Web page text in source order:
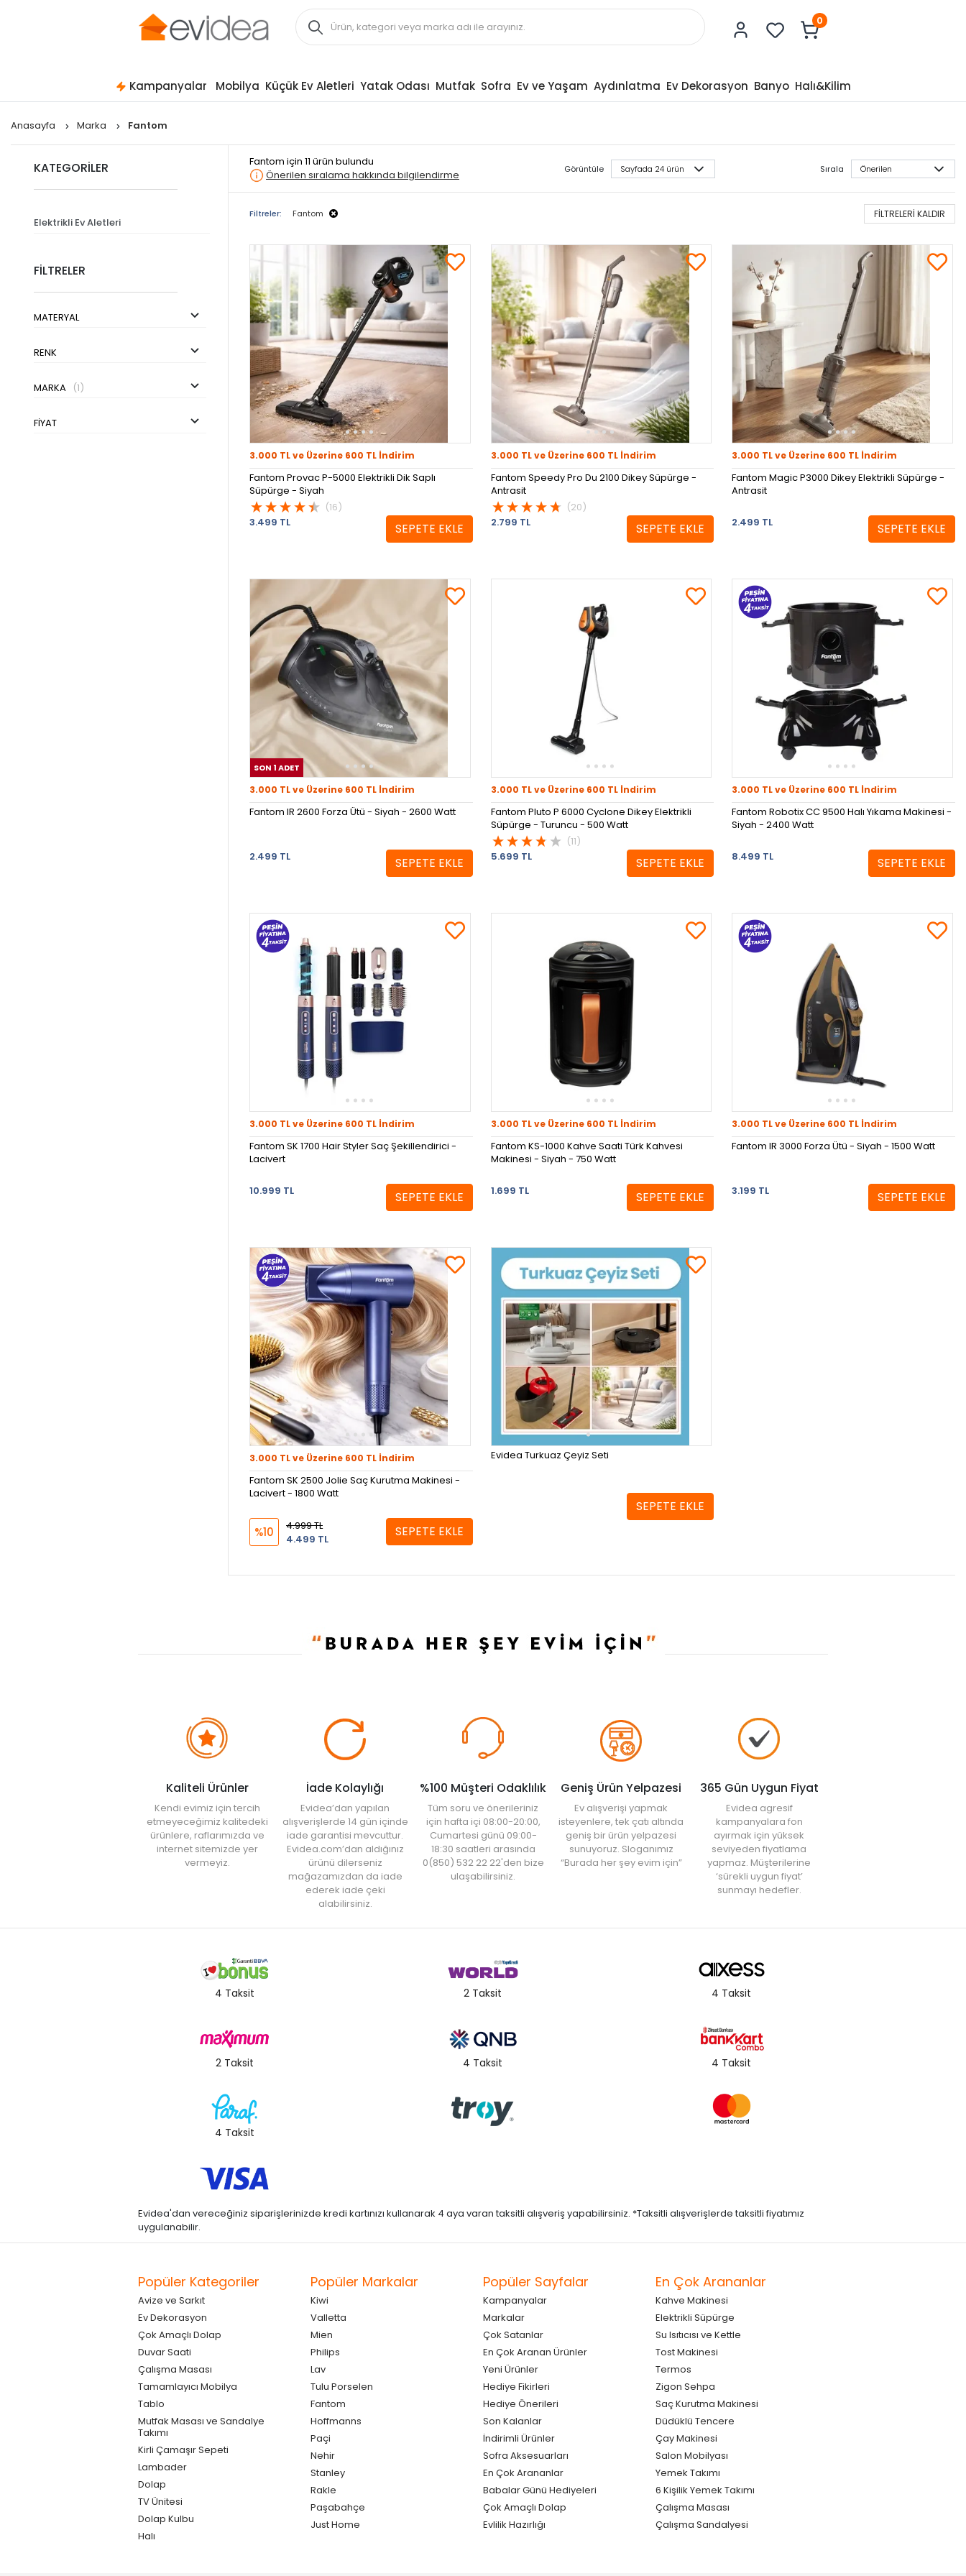
0
Kampanyalar Mobilya Küçük Ev Aletleri Yatak Odası Mutfak Sofra Ev ve Yaşam Aydınlatma Ev Dekorasyon Banyo Halı&Kilim
Anasayfa Marka Fantom
KATEGORİLER
Elektrikli Ev Aletleri
FİLTRELER
MATERYAL
RENK
MARKA (1)
FIYAT
Fantom için 11 ürün bulundu
Önerilen sıralama hakkında bilgilendirme
Görüntüle Sırala
Filtreler: Fantom FİLTRELERİ KALDIR
3.000 TL ve Üzerine 600 TL İndirim
Fantom Provac P-5000 Elektrikli Dik Saplı
Süpürge - Siyah
(16)
3.499 TL
SEPETE EKLE
3.000 TL ve Üzerine 600 TL İndirim
Fantom Speedy Pro Du 2100 Dikey Süpürge -
Antrasit
(20)
2.799 TL
SEPETE EKLE
3.000 TL ve Üzerine 600 TL İndirim
Fantom Magic P3000 Dikey Elektrikli Süpürge -
Antrasit
2.499 TL SEPETE EKLE
SON 1 ADET
3.000 TL ve Üzerine 600 TL İndirim
Fantom IR 2600 Forza Ütü - Siyah - 2600 Watt
2.499 TL SEPETE EKLE
3.000 TL ve Üzerine 600 TL İndirim
Fantom Pluto P 6000 Cyclone Dikey Elektrikli
Süpürge - Turuncu - 500 Watt
(11)
5.699 TL
SEPETE EKLE
3.000 TL ve Üzerine 600 TL İndirim
Fantom Robotix CC 9500 Halı Yıkama Makinesi -
Siyah - 2400 Watt
8.499 TL SEPETE EKLE
3.000 TL ve Üzerine 600 TL İndirim
Fantom SK 1700 Hair Styler Saç Şekillendirici -
Lacivert
10.999 TL SEPETE EKLE
3.000 TL ve Üzerine 600 TL İndirim
Fantom KS-1000 Kahve Saati Türk Kahvesi
Makinesi - Siyah - 750 Watt
1.699 TL SEPETE EKLE
3.000 TL ve Üzerine 600 TL İndirim
Fantom IR 3000 Forza Ütü - Siyah - 1500 Watt
3.199 TL SEPETE EKLE
3.000 TL ve Üzerine 600 TL İndirim
Fantom SK 2500 Jolie Saç Kurutma Makinesi -
Lacivert - 1800 Watt
%10
4.999 TL
4.499 TL
SEPETE EKLE
Evidea Turkuaz Çeyiz Seti
SEPETE EKLE
Kaliteli Ürünler
Kendi evimiz için tercih
etmeyeceğimiz kalitedeki
ürünlere, raflarımızda ve
internet sitemizde yer
vermeyiz.
İade Kolaylığı
Evidea’dan yapılan
alışverişlerde 14 gün içinde
iade garantisi mevcuttur.
Evidea.com’dan aldığınız
ürünü dilerseniz
mağazamızdan da iade
ederek iade çeki
alabilirsiniz.
%100 Müşteri Odaklılık
Tüm soru ve önerileriniz
için hafta içi 08:00-20:00,
Cumartesi günü 09:00-
18:30 saatleri arasında
0(850) 532 22 22'den bize
ulaşabilirsiniz.
Geniş Ürün Yelpazesi
Ev alışverişi yapmak
isteyenlere, tek çatı altında
geniş bir ürün yelpazesi
sunuyoruz. Sloganımız
“Burada her şey evim için”
365 Gün Uygun Fiyat
Evidea agresif
kampanyalara fon
ayırmak için yüksek
seviyeden fiyatlama
yapmaz. Müşterilerine
‘sürekli uygun fiyat’
sunmayı hedefler.
4 Taksit 2 Taksit 4 Taksit
2 Taksit 4 Taksit 4 Taksit
4 Taksit
Evidea'dan vereceğiniz siparişlerinizde kredi kartınızı kullanarak 4 aya varan taksitli alışveriş yapabilirsiniz. *Taksitli alışverişlerde taksitli fiyatımız
uygulanabilir.
Popüler Kategoriler
Avize ve Sarkıt
Ev Dekorasyon
Çok Amaçlı Dolap
Duvar Saati
Çalışma Masası
Tamamlayıcı Mobilya
Tablo
Mutfak Masası ve Sandalye
Takımı
Kirli Çamaşır Sepeti
Lambader
Dolap
TV Ünitesi
Dolap Kulbu
Halı
Popüler Markalar
Kiwi
Valletta
Mien
Philips
Lav
Tulu Porselen
Fantom
Hoffmanns
Paçi
Nehir
Stanley
Rakle
Paşabahçe
Just Home
Popüler Sayfalar
Kampanyalar
Markalar
Çok Satanlar
En Çok Aranan Ürünler
Yeni Ürünler
Hediye Fikirleri
Hediye Önerileri
Son Kalanlar
İndirimli Ürünler
Sofra Aksesuarları
En Çok Arananlar
Babalar Günü Hediyeleri
Çok Amaçlı Dolap
Evlilik Hazırlığı
En Çok Arananlar
Kahve Makinesi
Elektrikli Süpürge
Su Isıtıcısı ve Kettle
Tost Makinesi
Termos
Zigon Sehpa
Saç Kurutma Makinesi
Düdüklü Tencere
Çay Makinesi
Salon Mobilyası
Yemek Takımı
6 Kişilik Yemek Takımı
Çalışma Masası
Çalışma Sandalyesi